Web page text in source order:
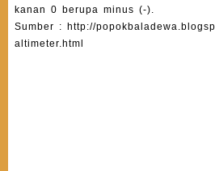
kanan 0 berupa minus (-).
Sumber : http://
altimeter.html